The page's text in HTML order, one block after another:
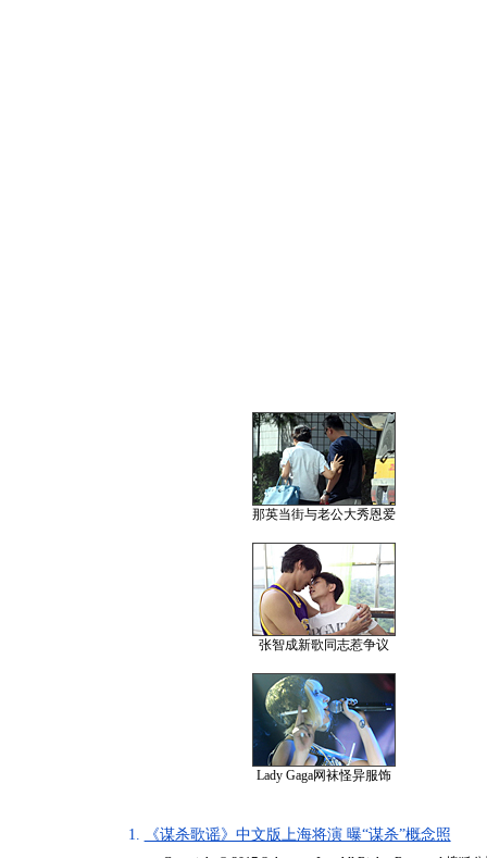
那英当街与老公大秀恩爱
张智成新歌同志惹争议
Lady Gaga网袜怪异服饰
1. 《谋杀歌谣》中文版上海将演 曝“谋杀”概念照